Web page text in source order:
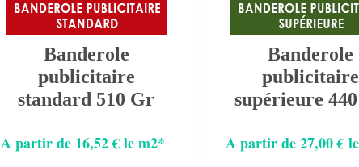
Banderole
publicitaire
standard 510 Gr
A partir de 16,52 € le m2*
Banderole
publicitaire
supérieure
A partir de 27,00 €